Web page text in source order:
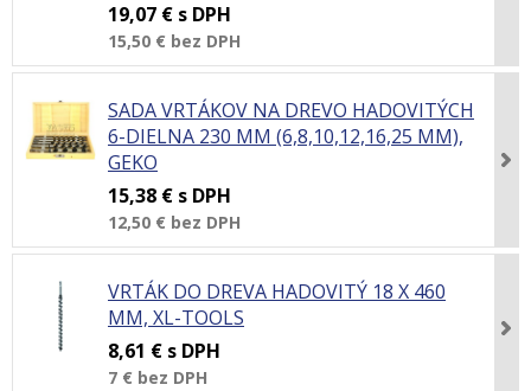
19,07 € s DPH
15,50 € bez DPH
SADA VRTÁKOV NA DREVO HADOVITÝCH
6-DIELNA 230 MM (6,8,10,12,16,25 MM),
GEKO
15,38 € s DPH
12,50 € bez DPH
VRTÁK DO DREVA HADOVITÝ 18 X 460
MM, XL-TOOLS
8,61 € s DPH
7 € bez DPH